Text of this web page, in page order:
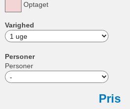
Optaget
Varighed
Personer
Personer
Pris